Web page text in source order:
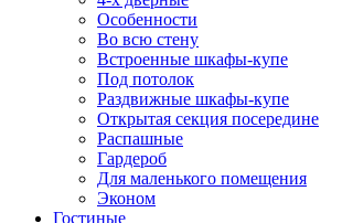
Особенности
Во всю стену
Встроенные шкафы-купе
Под потолок
Раздвижные шкафы-купе
Открытая секция посередине
Распашные
Гардероб
Для маленького помещения
Эконом
Гостиные